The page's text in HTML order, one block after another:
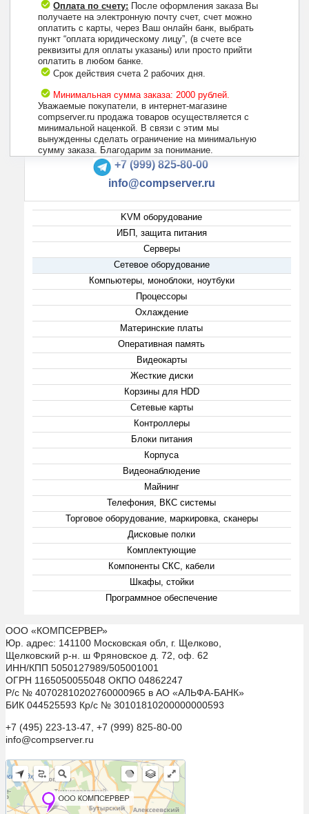
Оплата по счету: После оформления заказа Вы
получаете на электронную почту счет, счет можно
оплатить с карты, через Ваш онлайн банк, выбрать
пункт “оплата юридическому лицу”, (в счете все
реквизиты для оплаты указаны) или просто прийти
оплатить в любом банке.
Срок действия счета 2 рабочих дня.
Минимальная сумма заказа: 2000 рублей.
Уважаемые покупатели, в интернет-магазине
compserver.ru продажа товаров осуществляется с
минимальной наценкой. В связи с этим мы
вынужденны сделать ограничение на минимальную
сумму заказа. Благодарим за понимание.
+7 (495) 223-13-47
+7 (999) 825-80-00
info@compserver.ru
KVM оборудование
ИБП, защита питания
Серверы
Сетевое оборудование
Компьютеры, моноблоки, ноутбуки
Процессоры
Охлаждение
Материнские платы
Оперативная память
Видеокарты
Жесткие диски
Корзины для HDD
Сетевые карты
Контроллеры
Блоки питания
Корпуса
Видеонаблюдение
Майнинг
Телефония, ВКС системы
Торговое оборудование, маркировка, сканеры
Дисковые полки
Комплектующие
Компоненты СКС, кабели
Шкафы, стойки
Программное обеспечение
ООО «КОМПСЕРВЕР»
Юр. адрес: 141100 Московская обл, г. Щелково,
Щелковский р-н. ш Фряновское д. 72, оф. 62
ИНН/КПП 5050127989/505001001
ОГРН 1165050055048 ОКПО 04862247
Р/с № 40702810202760000965 в АО «АЛЬФА-БАНК»
БИК 044525593 Кр/с № 30101810200000000593
+7 (495) 223-13-47, +7 (999) 825-80-00
info@compserver.ru